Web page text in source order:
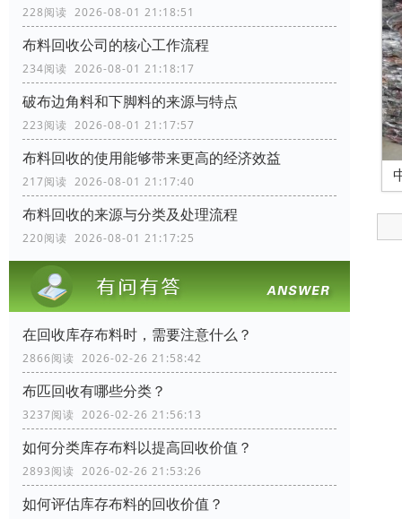
228阅读 2026-08-01 21:18:51
布料回收公司的核心工作流程
234阅读 2026-08-01 21:18:17
破布边角料和下脚料的来源与特点
223阅读 2026-08-01 21:17:57
布料回收的使用能够带来更高的经济效益
217阅读 2026-08-01 21:17:40
布料回收的来源与分类及处理流程
220阅读 2026-08-01 21:17:25
在回收库存布料时，需要注意什么？
2866阅读 2026-02-26 21:58:42
布匹回收有哪些分类？
3237阅读 2026-02-26 21:56:13
如何分类库存布料以提高回收价值？
2893阅读 2026-02-26 21:53:26
如何评估库存布料的回收价值？